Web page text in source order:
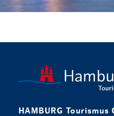
HAMBURG Tourismus